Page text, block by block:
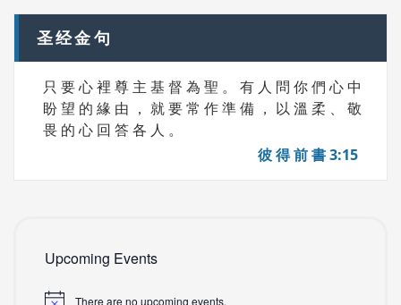
圣经金句
只 要 心 裡 尊 主 基 督 為 聖 。 有 人 問 你 們 心 中
盼 望 的 緣 由 ， 就 要 常 作 準 備 ， 以 溫 柔 、 敬
畏 的 心 回 答 各 人 。
彼 得 前 書 3:15
Upcoming Events
There are no upcoming events.